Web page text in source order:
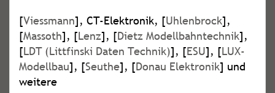
[Viessmann], CT-Elektronik, [Uhlenbrock],
[Massoth], [Lenz], [Dietz Modellbahntechnik],
[LDT (Littfinski Daten Technik)], [ESU], [LUX-
Modellbau], [Seuthe], [Donau Elektronik] und
weitere